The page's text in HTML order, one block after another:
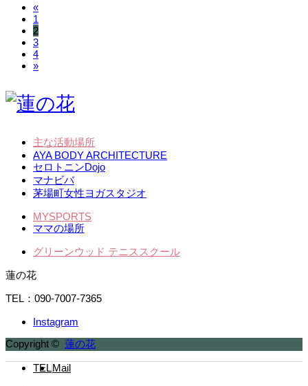
«
1
2
3
4
»
主な活動場所
AYA BODY ARCHITECTURE
セロトニンDojo
マナビバ
茅場町女性ヨガスタジオ
MYSPORTS
ママの場所
グリーンウッド テニススクール
蓮の花
TEL：090-7007-7365
Instagram
Copyright © 蓮の花
TELMail